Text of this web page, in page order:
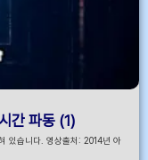
간 파동 (1)
있습니다. 영상출처: 2014년 아